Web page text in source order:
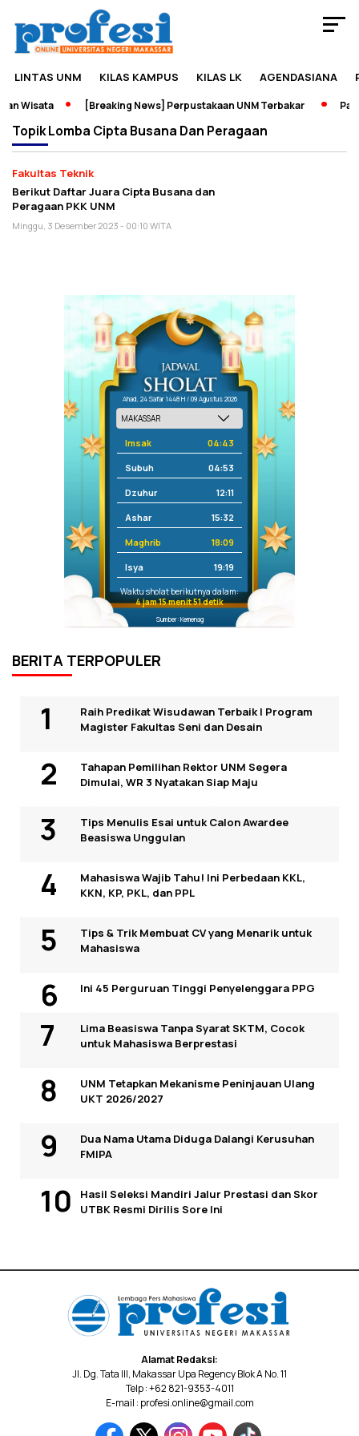
LINTAS UNM KILAS KAMPUS KILAS LK AGENDASIANA
Wisata [Breaking News] Perpustakaan UNM Terbakar
TopikLomba Cipta Busana Dan Peragaan
Fakultas Teknik
Berikut Daftar Juara Cipta Busana dan
Peragaan PKK UNM
Minggu, 3 Desember 2023 - 00:10 WITA
Ahad, 24 Safar 1448 H / 09 Agustus 2026
Imsak 04:43
Subuh 04:53
Dzuhur 12:11
Ashar 15:32
Maghrib 18:09
Isya 19:19
Waktu sholat berikutnya dalam:
4 jam 15 menit 51 detik
Sumber: Kemenag
BERITA TERPOPULER
Raih Predikat Wisudawan Terbaik I Program
Magister Fakultas Seni dan Desain
Tahapan Pemilihan Rektor UNM Segera
Dimulai, WR 3 Nyatakan Siap Maju
Tips Menulis Esai untuk Calon Awardee
Beasiswa Unggulan
Mahasiswa Wajib Tahu! Ini Perbedaan KKL,
KKN, KP, PKL, dan PPL
Tips & Trik Membuat CV yang Menarik untuk
Mahasiswa
Ini 45 Perguruan Tinggi Penyelenggara PPG
Lima Beasiswa Tanpa Syarat SKTM, Cocok
untuk Mahasiswa Berprestasi
UNM Tetapkan Mekanisme Peninjauan Ulang
UKT 2026/2027
Dua Nama Utama Diduga Dalangi Kerusuhan
FMIPA
Hasil Seleksi Mandiri Jalur Prestasi dan Skor
UTBK Resmi Dirilis Sore Ini
Alamat Redaksi:
Jl. Dg. Tata III, Makassar Upa Regency Blok A No. 11
Telp : +62 821-9353-4011
E-mail : profesi.online@gmail.com